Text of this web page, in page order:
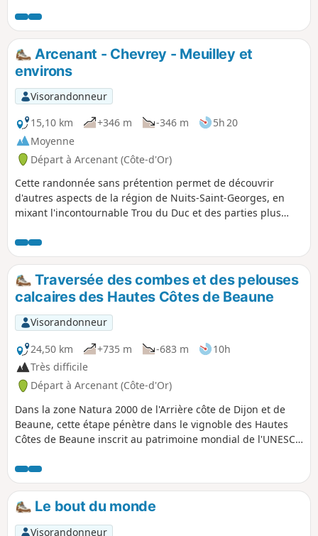
découverte de 2 lieux historiques: le site
Gallo-Romain et le Monument du Maquis.
Retour par les vignes.
Arcenant - Chevrey - Meuilley et
environs
Visorandonneur
15,10 km
+346 m -346 m
5h 20
Moyenne
Départ à Arcenant (Côte-d'Or)
Cette randonnée sans prétention permet de découvrir
d'autres aspects de la région de Nuits-Saint-Georges, en
mixant l'incontournable Trou du Duc et des parties plus
quand on a déjà fait et refait toutes les autres et que l'on a
envie de changer !
Traversée des combes et des pelouses
calcaires des Hautes Côtes de Beaune
Visorandonneur
24,50 km
+735 m -683 m
10h
Très difficile
Départ à Arcenant (Côte-d'Or)
Dans la zone Natura 2000 de l'Arrière côte de Dijon et de
Beaune, cette étape pénètre dans le vignoble des Hautes
Côtes de Beaune inscrit au patrimoine mondial de l'UNESCO
Bourgogne. On parcourt combes, forêts, plateaux, pelouses
calcaires et vignoble à la découverte d'un patrimoine
constitué de lavoirs, d'une abbaye et d'une nécropole
néolithique.
Le bout du monde
Visorandonneur